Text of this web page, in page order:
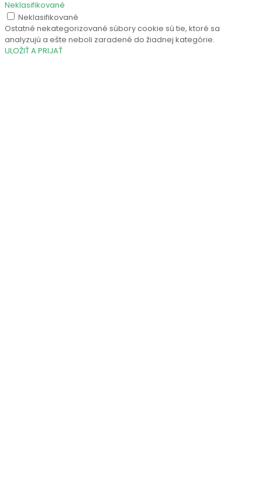
Neklasifikované
Neklasifikované
Ostatné nekategorizované súbory cookie sú tie, ktoré sa
analyzujú a ešte neboli zaradené do žiadnej kategórie.
ULOŽIŤ A PRIJAŤ